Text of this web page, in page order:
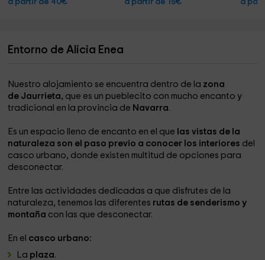
a partir de 40€ a partir de 15€ a
Entorno de Alicia Enea
Nuestro alojamiento se encuentra dentro de la zona
de Jaurrieta, que es un pueblecito con mucho encanto y
tradicional en la provincia de Navarra.
Es un espacio lleno de encanto en el que las vistas de la
naturaleza son el paso previo a conocer los interiores del
casco urbano, donde existen multitud de opciones para
desconectar.
Entre las actividades dedicadas a que disfrutes de la
naturaleza, tenemos las diferentes rutas de senderismo y
montaña con las que desconectar.
En el casco urbano:
La plaza.